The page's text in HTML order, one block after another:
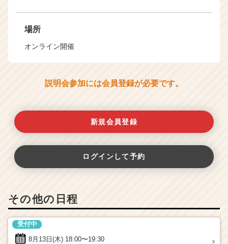
場所
オンライン開催
説明会参加には会員登録が必要です。
新規会員登録
ログインして予約
その他の日程
8月13日(木) 18:00〜19:30
受付中